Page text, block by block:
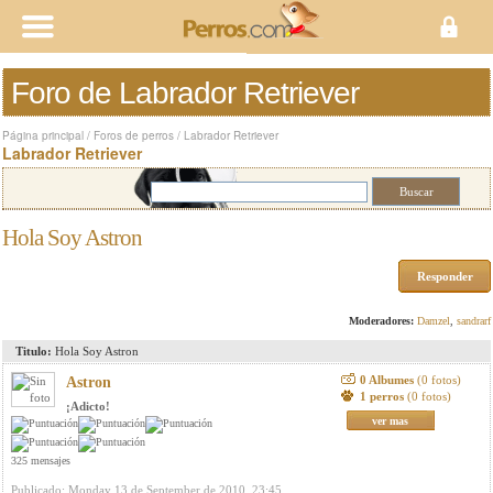
Foro de Labrador Retriever
Página principal / Foros de perros / Labrador Retriever
Labrador Retriever
Hola Soy Astron
Responder
Moderadores: Damzel sandrarf
Titulo: Hola Soy Astron
Astron
¡Adicto!
325 mensajes
0 Albumes (0 fotos)
1 perros (0 fotos)
ver mas
Publicado: Monday 13 de September de 2010, 23:45